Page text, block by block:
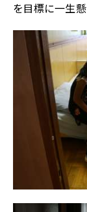
を目標に一生懸